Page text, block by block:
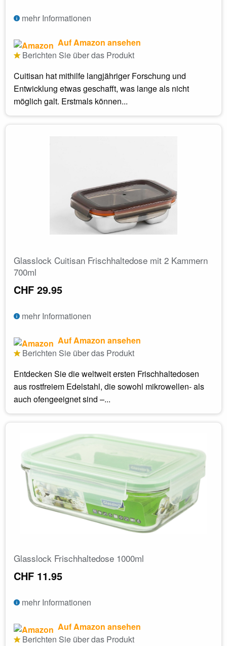
mehr Informationen
Auf Amazon ansehen
Berichten Sie über das Produkt
Cuitisan hat mithilfe langjähriger Forschung und
Entwicklung etwas geschafft, was lange als nicht
möglich galt. Erstmals können...
Glasslock Cuitisan Frischhaltedose mit 2 Kammern
700ml
CHF 29.95
mehr Informationen
Auf Amazon ansehen
Berichten Sie über das Produkt
Entdecken Sie die weltweit ersten Frischhaltedosen
aus rostfreiem Edelstahl, die sowohl mikrowellen- als
auch ofengeeignet sind –...
Glasslock Frischhaltedose 1000ml
CHF 11.95
mehr Informationen
Auf Amazon ansehen
Berichten Sie über das Produkt